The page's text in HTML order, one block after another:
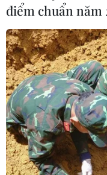
điểm chuẩn năm